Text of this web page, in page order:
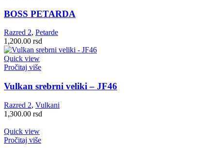
BOSS PETARDA
Razred 2, Petarde
1,200.00 rsd
Quick view
Pročitaj više
Vulkan srebrni veliki – JF46
Razred 2, Vulkani
1,300.00 rsd
Quick view
Pročitaj više